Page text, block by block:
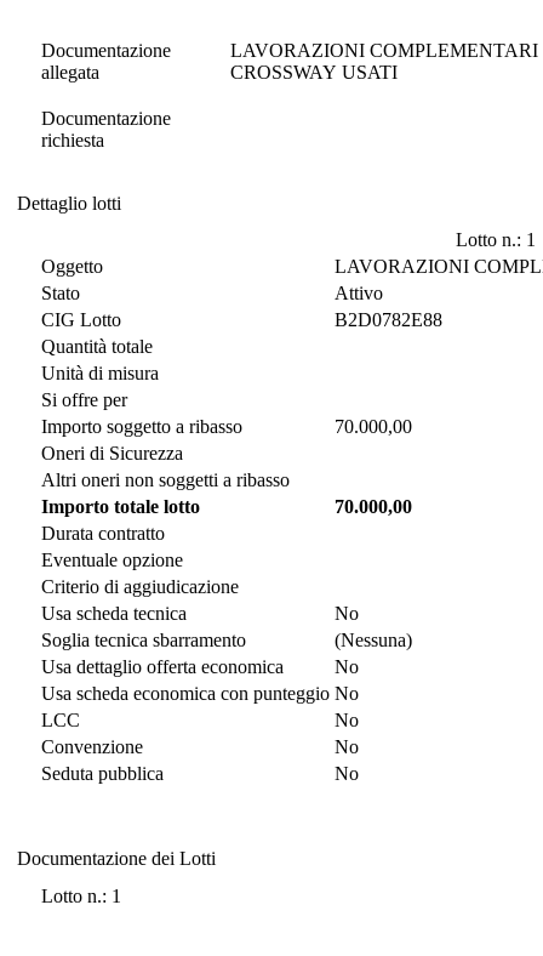
Documentazione
allegata
LAVORAZIONI COMPLEMENTARI
CROSSWAY USATI
Documentazione
richiesta
Dettaglio lotti
Lotto n.: 1
Oggetto
LAVORAZIONI
Stato
Attivo
CIG Lotto
B2D0782E88
Quantità totale
Unità di misura
Si offre per
Importo soggetto a ribasso
70.000,00
Oneri di Sicurezza
Altri oneri non soggetti a ribasso
Importo totale lotto
70.000,00
Durata contratto
Eventuale opzione
Criterio di aggiudicazione
Usa scheda tecnica
No
Soglia tecnica sbarramento
(Nessuna)
Usa dettaglio offerta economica
No
Usa scheda economica con punteggio No
LCC
No
Convenzione
No
Seduta pubblica
No
Documentazione dei Lotti
Lotto n.: 1